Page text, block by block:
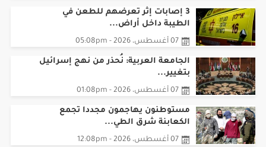
الطيبة داخل أراض...
07 أغسطس، 2026 - 05:08pm
الجامعة العربية: نُحذر من نهج إسرائيل
بتغيير...
07 أغسطس، 2026 - 01:08pm
مستوطنون يهاجمون مجددا تجمع
الكعابنة شرق الطي...
07 أغسطس، 2026 - 12:08pm
الفلسطينية صهباء الشوا ضمن القادة